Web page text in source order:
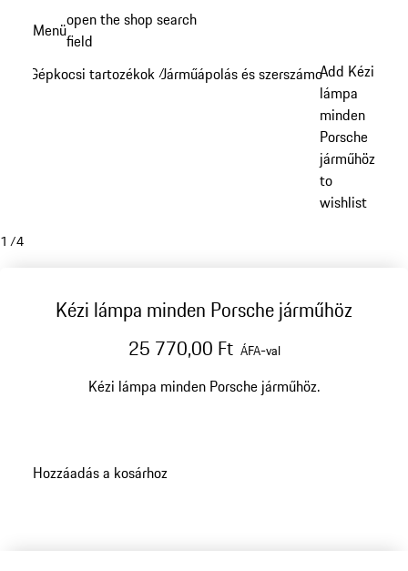
tartalomra
Menüopen the shop search
field
Gépkocsi tartozékok /Járműápolás és szerszámok/
Add Kézi
lámpa
minden
Porsche
járműhöz
to
wishlist
1 /4
Kézi lámpa minden Porsche járműhöz
25 770,00 Ft ÁFA-val
Kézi lámpa minden Porsche járműhöz.
Hozzáadás a kosárhoz